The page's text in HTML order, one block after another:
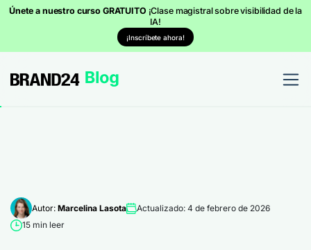
Únete a nuestro curso GRATUITO ¡Clase magistral sobre visibilidad de la
IA!
¡Inscríbete ahora!
Autor: Marcelina Lasota
Actualizado: 4 de febrero de 2026
15 min leer